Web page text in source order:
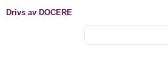
Drivs av DOCERE